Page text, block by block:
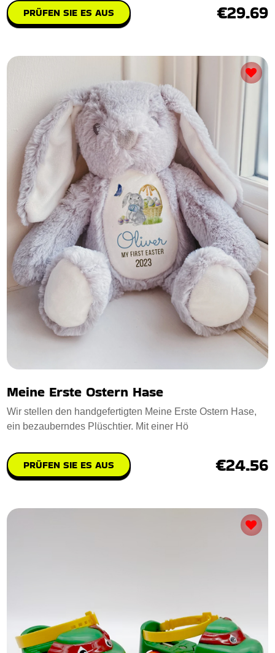
PRÜFEN SIE ES AUS €29.69
Meine Erste Ostern Hase
Wir stellen den handgefertigten Meine Erste Ostern Hase,
ein bezauberndes Plüschtier. Mit einer Hö
PRÜFEN SIE ES AUS €24.56